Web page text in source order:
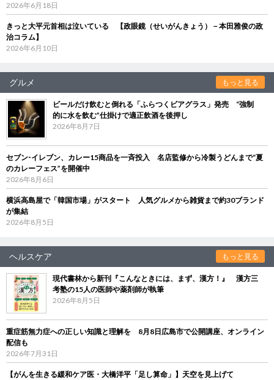
2026年6月18日
きっと大平元首相は泣いている 【政眼鏡（せいがんきょう）－本田雅俊の政
治コラム】
2026年6月10日
グルメ もっと見る
ビールだけ飲むと倒れる「ふらつくビアグラス」発売 “強制
的に水を飲む”仕掛けで適正飲酒を後押し
2026年8月7日
セブン‐イレブン、カレー15商品を一斉投入 名店監修から冷製うどんまで“夏
のカレーフェス”を開催中
2026年8月6日
横浜高島屋で「韓国市場」がスタート 人気グルメから雑貨まで約30ブランド
が集結
2026年8月5日
ヘルスケア もっと見る
現代書林から新刊『こんなときには、まず、漢方！』 漢方三
考塾の15人の医師や薬剤師が執筆
2026年8月5日
重症筋無力症への正しい知識と理解を 8月8日広島市で公開講座、オンライン
配信も
2026年7月31日
【がんを生きる緩和ケア医・大橋洋平「足し算命」】天空を見上げて